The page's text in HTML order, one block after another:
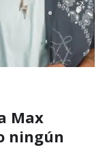
Max
ningún